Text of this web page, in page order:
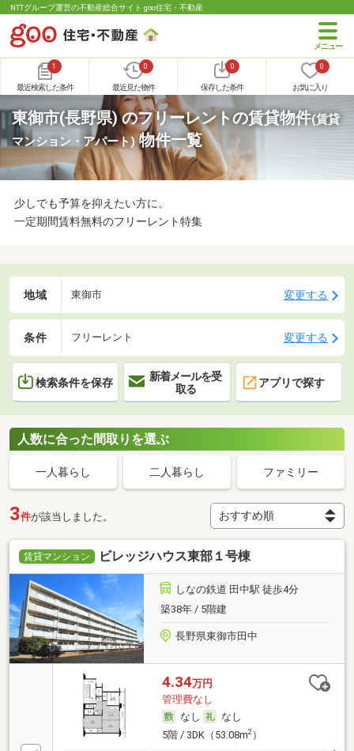
NTTグループ運営の不動産総合サイト goo住宅・不動産
1
最近検索した条件
0
最近見た物件
0
保存した条件
0
お気に入り
東御市(長野県) のフリーレントの賃貸物件(賃貸
マンション・アパート)物件一覧
少しでも予算を抑えたい方に。
一定期間賃料無料のフリーレント特集
地域 東御市 変更する
条件 フリーレント 変更する
検索条件を保存
新着メールを受
取る
アプリで探す
人数に合った間取りを選ぶ
一人暮らし 二人暮らし ファミリー
3件が該当しました。
賃貸マンション ビレッジハウス東部１号棟
しなの鉄道 田中駅 徒歩4分
築38年 / 5階建
長野県東御市田中
4.34万円
管理費なし
なし
なし
5階 / 3DK（53.08m2）